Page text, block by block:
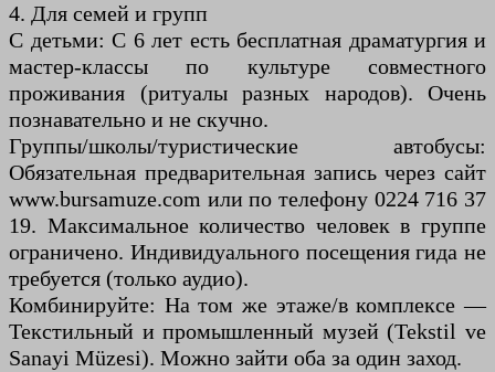
4. Для семей и групп
С детьми: С 6 лет есть бесплатная драматургия и
мастер-классы по культуре совместного
проживания (ритуалы разных народов). Очень
познавательно и не скучно.
Группы/школы/туристические автобусы:
Обязательная предварительная запись через сайт
www.bursamuze.com или по телефону 0224 716 37
19. Максимальное количество человек в группе
ограничено. Индивидуального посещения гида не
требуется (только аудио).
Комбинируйте: На том же этаже/в комплексе —
Текстильный и промышленный музей (Tekstil ve
Sanayi Müzesi). Можно зайти оба за один заход.